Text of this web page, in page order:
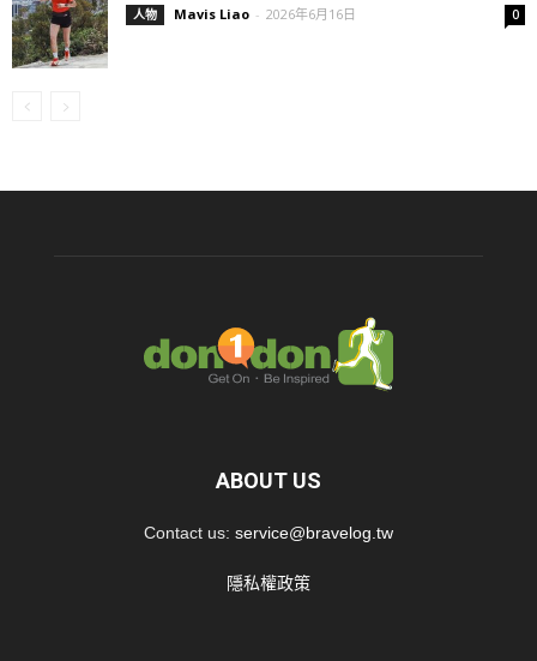
人物 Mavis Liao - 2026年6月16日 0
ABOUT US
Contact us: service@bravelog.tw
隱私權政策